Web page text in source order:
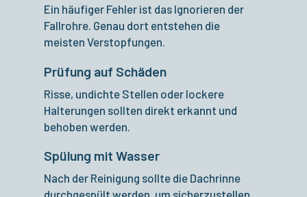
Ein häufiger Fehler ist das Ignorieren der
Fallrohre. Genau dort entstehen die
meisten Verstopfungen.
Prüfung auf Schäden
Risse, undichte Stellen oder lockere
Halterungen sollten direkt erkannt und
behoben werden.
Spülung mit Wasser
Nach der Reinigung sollte die Dachrinne
durchgespült werden, um sicherzustellen,